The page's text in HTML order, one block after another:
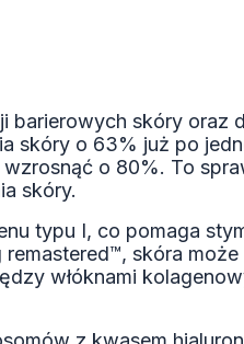
barierowych skóry oraz
skóry o 63% już po
o 80%. To
skóry.
typu I, co pomaga
skóra
włóknami